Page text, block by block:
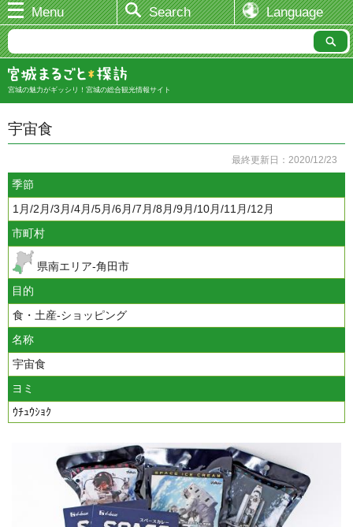
Menu Search Language
宮城の魅力がギッシリ！宮城の総合観光情報サイト
宇宙食
最終更新日：2020/12/23
季節
1月/2月/3月/4月/5月/6月/7月/8月/9月/10月/11月/12月
市町村
県南エリア-角田市
目的
食・土産-ショッピング
名称
宇宙食
ヨミ
ｳﾁｭｳｼｮｸ